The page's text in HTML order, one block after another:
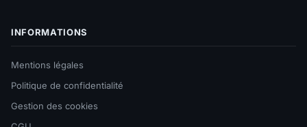
INFORMATIONS
Mentions légales
Politique de confidentialité
Gestion des cookies